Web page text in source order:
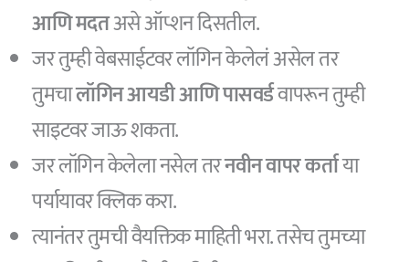
आणि मदतअसे ऑप्शन दिसतील.
जर तुम्ही वेबसाईटवर लॉगिन केलेलं असेल तर
तुमचालॉगिन आयडी आणि पासवर्डवापरून तुम्ही
साइटवर जाऊ शकता.
जर लॉगिन केलेला नसेल तरनवीन वापर कर्ताया
पर्यायावर क्लिक करा.
त्यानंतर तुमची वैयक्तिक माहिती भरा. तसेच तुमच्या